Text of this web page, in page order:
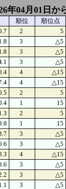
年04月01日か
順位 順位点
2 5
3 △5
3 △5
3 △5
4 △15
4 △15
2 5
1 15
2 5
1 15
3 △5
3 △5
4 △15
3 △5
3 △5
3 △5